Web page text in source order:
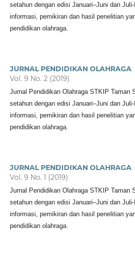
setahun dengan edisi Januari–Juni dan
informasi, pemikiran dan hasil penelitian
pendidikan olahraga.
JURNAL PENDIDIKAN OLAHRAGA
Vol. 9 No. 2 (2019)
Jurnal Pendidikan Olahraga STKIP Taman
setahun dengan edisi Januari–Juni dan
informasi, pemikiran dan hasil penelitian
pendidikan olahraga.
JURNAL PENDIDIKAN OLAHRAGA
Vol. 9 No. 1 (2019)
Jurnal Pendidikan Olahraga STKIP Taman
setahun dengan edisi Januari–Juni dan
informasi, pemikiran dan hasil penelitian
pendidikan olahraga.